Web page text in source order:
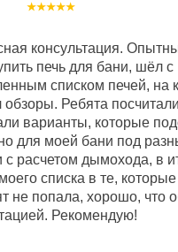
★★★★★
консультация.
печь для бани, шёл с
списком печей, на
обзоры. Ребята
варианты, которые
для моей бани под
с расчетом дымохода, в
списка в те,
не попала, хорошо, что
Рекомендую!